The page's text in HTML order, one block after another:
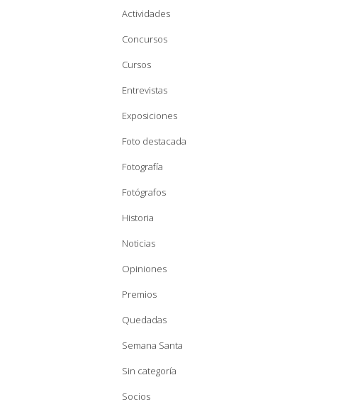
Actividades
Concursos
Cursos
Entrevistas
Exposiciones
Foto destacada
Fotografía
Fotógrafos
Historia
Noticias
Opiniones
Premios
Quedadas
Semana Santa
Sin categoría
Socios